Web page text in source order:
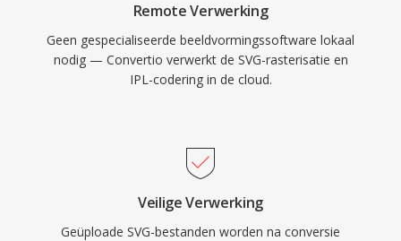
Remote Verwerking
Geen gespecialiseerde beeldvormingssoftware lokaal
nodig — Convertio verwerkt de SVG-rasterisatie en
IPL-codering in de cloud.
Veilige Verwerking
Geüploade SVG-bestanden worden na conversie